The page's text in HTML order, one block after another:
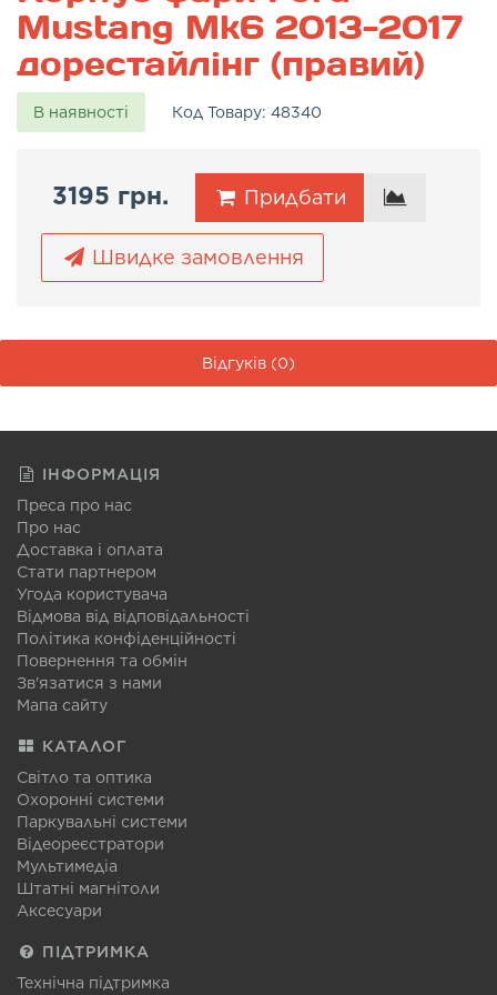
Mustang Mk6 2013-2017
дорестайлінг (правий)
В наявності Код Товару: 48340
3195 грн. Придбати
Швидке замовлення
Відгуків (0)
ІНФОРМАЦІЯ
Преса про нас
Про нас
Доставка і оплата
Стати партнером
Угода користувача
Відмова від відповідальності
Політика конфіденційності
Повернення та обмін
Зв'язатися з нами
Мапа сайту
КАТАЛОГ
Світло та оптика
Охоронні системи
Паркувальні системи
Відеореєстратори
Мультимедіа
Штатні магнітоли
Аксесуари
ПІДТРИМКА
Технічна підтримка